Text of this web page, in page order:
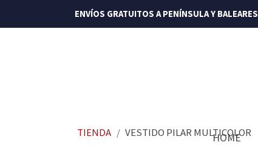
ENVÍOS GRATUITOS A PENÍNSULA Y BALEARES
HOME
TIENDA VESTIDO PILAR MULTICOLOR